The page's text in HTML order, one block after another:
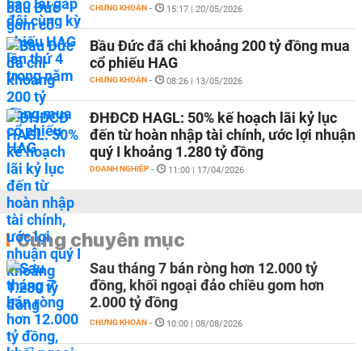
CHỨNG KHOÁN - 15:17 | 20/05/2026
Bầu Đức đã chi khoảng 200 tỷ đồng mua
cổ phiếu HAG
CHỨNG KHOÁN - 08:26 | 13/05/2026
ĐHĐCĐ HAGL: 50% kế hoạch lãi kỷ lục
đến từ hoàn nhập tài chính, ước lợi nhuận
quý I khoảng 1.280 tỷ đồng
DOANH NGHIỆP - 11:00 | 17/04/2026
Cùng chuyên mục
Sau tháng 7 bán ròng hơn 12.000 tỷ
đồng, khối ngoại đảo chiều gom hơn
2.000 tỷ đồng
CHỨNG KHOÁN - 10:00 | 08/08/2026